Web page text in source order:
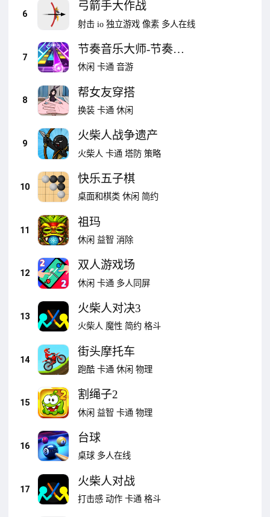
6
弓箭手大作战
射击 io 独立游戏 像素 多人在线
7
节奏音乐大师-节奏钢
琴音乐音符
休闲 卡通 音游
8
帮女友穿搭
换装 卡通 休闲
9
火柴人战争遗产
火柴人 卡通 塔防 策略
10
快乐五子棋
桌面和棋类 休闲 简约
11
祖玛
休闲 益智 消除
12
双人游戏场
休闲 卡通 多人同屏
13
火柴人对决3
火柴人 魔性 简约 格斗
14
街头摩托车
跑酷 卡通 休闲 物理
15
割绳子2
休闲 益智 卡通 物理
16
台球
桌球 多人在线
17
火柴人对战
打击感 动作 卡通 格斗